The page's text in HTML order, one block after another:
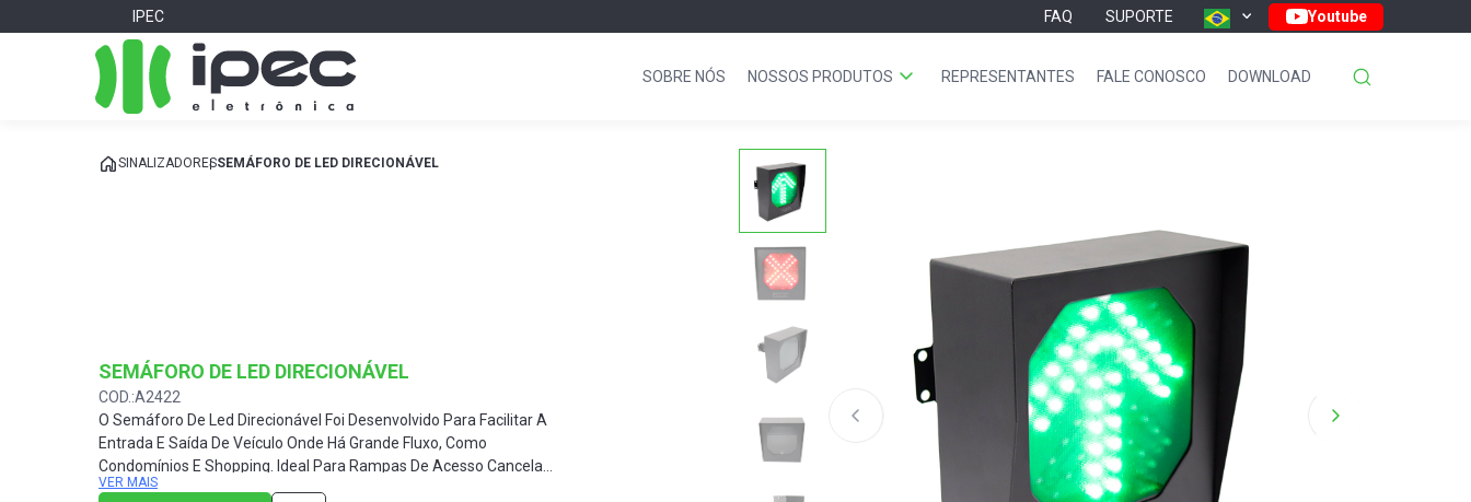
IPEC FAQ SUPORTE Youtube
SOBRE NÓS NOSSOS PRODUTOS REPRESENTANTES FALE CONOSCO DOWNLOAD
SINALIZADORESSEMÁFORO DE LED DIRECIONÁVEL
SEMÁFORO DE LED DIRECIONÁVEL
COD.:A2422
O Semáforo De Led Direcionável Foi Desenvolvido Para Facilitar A
Entrada E Saída De Veículo Onde Há Grande Fluxo, Como
Condomínios E Shopping. Ideal Para Rampas De Acesso Cancelas
E Portões Automáticos.
VER MAIS